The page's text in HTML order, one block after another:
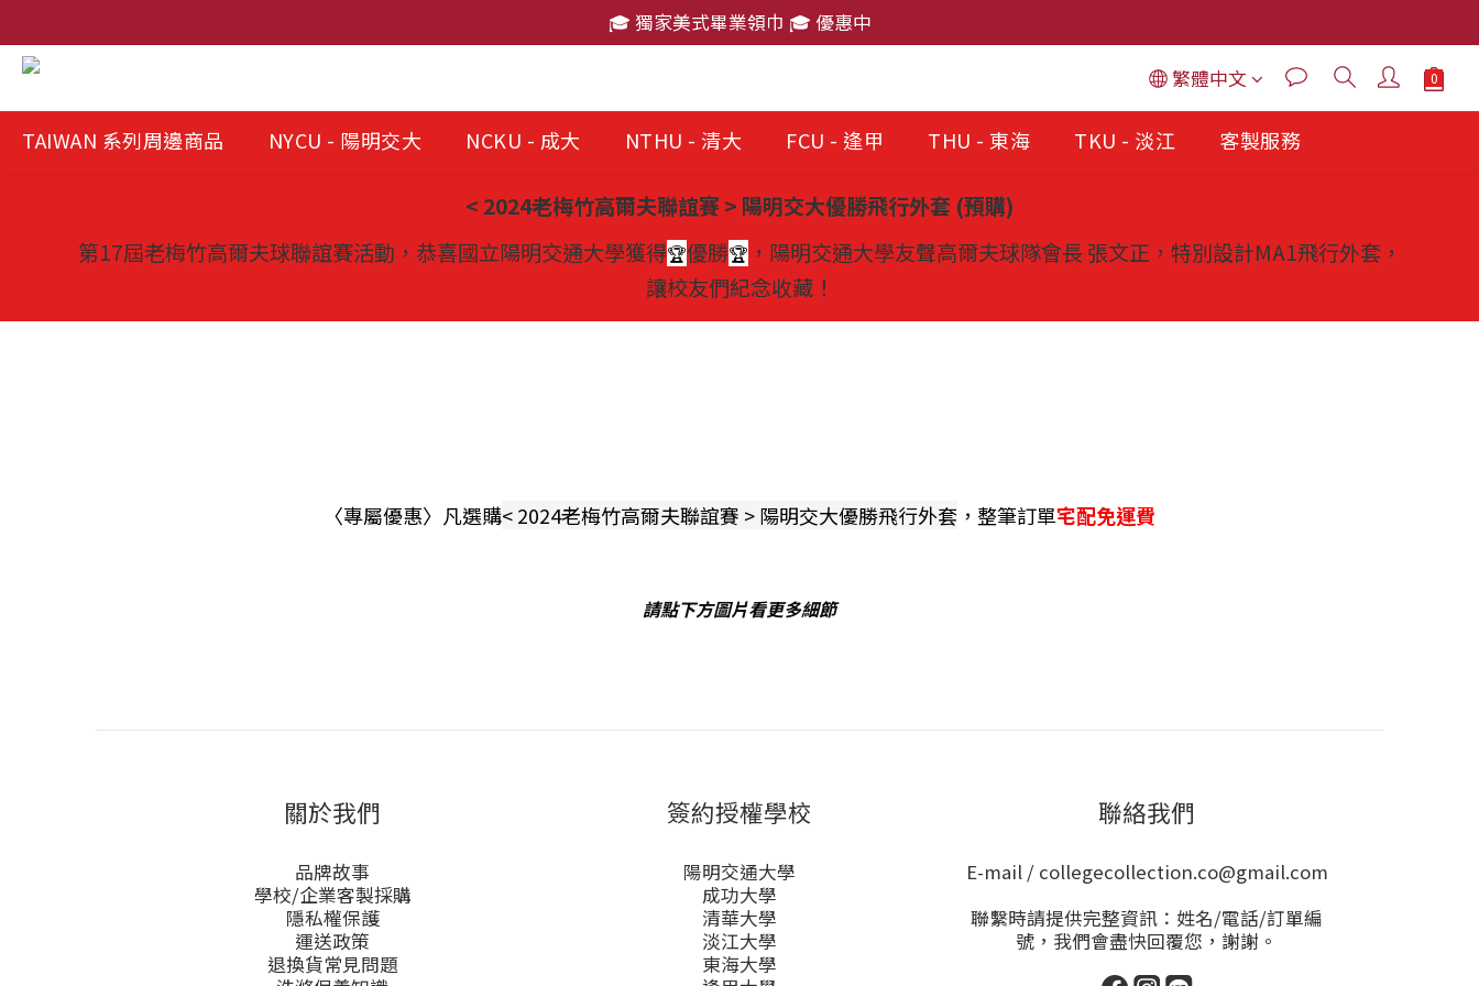
🎓 獨家美式畢業領巾 🎓 優惠中
🎓 獨家美式畢業領巾 🎓 優惠中
🎓 獨家美式畢業領巾 🎓 優惠中
繁體中文
TAIWAN 系列周邊商品 NYCU - 陽明交大 NCKU - 成大 NTHU - 清大 FCU - 逢甲 THU - 東海 TKU - 淡江 客製服務
< 2024老梅竹高爾夫聯誼賽 > 陽明交大優勝飛行外套 (預購)
第17屆老梅竹高爾夫球聯誼賽活動，恭喜國立陽明交通大學獲得🏆優勝🏆 ，陽明交通大學友聲高爾夫球隊會長 張文正，特別設計MA1飛行外套，
讓校友們紀念收藏！
〈專屬優惠〉凡選購< 2024老梅竹高爾夫聯誼賽 > 陽明交大優勝飛行外套 ，整筆訂單宅配免運費
請點下方圖片看更多細節
關於我們
品牌故事
學校/企業客製採購
隱私權保護
運送政策
退換貨常見問題
簽約授權學校
陽明交通大學
成功大學
清華大學
淡江大學
東海大學
聯絡我們
E-mail / collegecollection.co@gmail.com
聯繫時請提供完整資訊：姓名/電話/訂單編
號，我們會盡快回覆您，謝謝。